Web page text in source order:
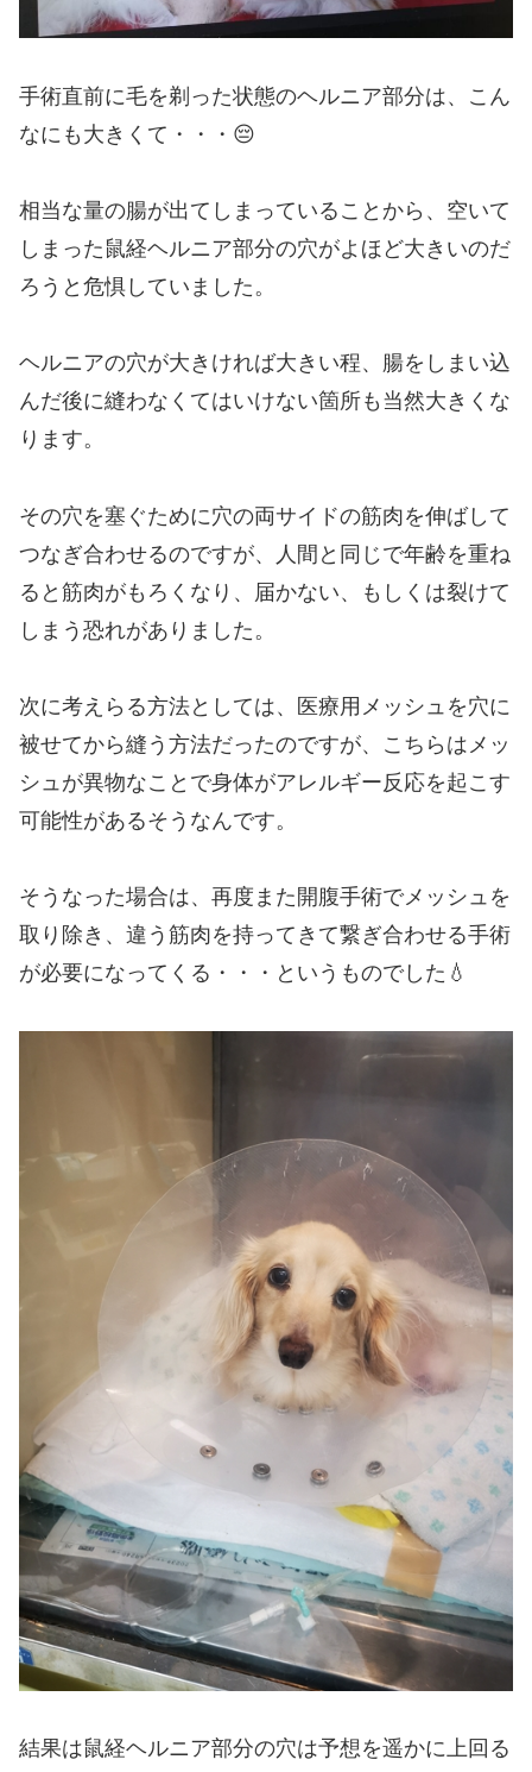
手術直前に毛を剃った状態のヘルニア部分は、こん
なにも大きくて・・・😔
相当な量の腸が出てしまっていることから、空いて
しまった鼠経ヘルニア部分の穴がよほど大きいのだ
ろうと危惧していました。
ヘルニアの穴が大きければ大きい程、腸をしまい込
んだ後に縫わなくてはいけない箇所も当然大きくな
ります。
その穴を塞ぐために穴の両サイドの筋肉を伸ばして
つなぎ合わせるのですが、人間と同じで年齢を重ね
ると筋肉がもろくなり、届かない、もしくは裂けて
しまう恐れがありました。
次に考えらる方法としては、医療用メッシュを穴に
被せてから縫う方法だったのですが、こちらはメッ
シュが異物なことで身体がアレルギー反応を起こす
可能性があるそうなんです。
そうなった場合は、再度また開腹手術でメッシュを
取り除き、違う筋肉を持ってきて繋ぎ合わせる手術
が必要になってくる・・・というものでした💧
結果は鼠経ヘルニア部分の穴は予想を遥かに上回る